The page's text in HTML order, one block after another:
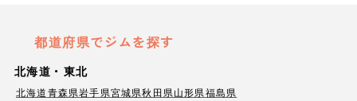
都道府県でジムを探す
北海道・東北
北海道青森県岩手県宮城県秋田県山形県福島県